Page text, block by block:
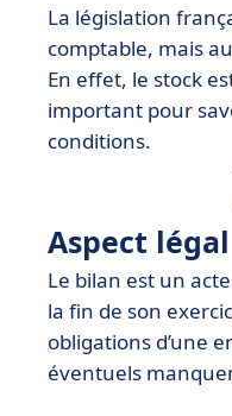
La législation
comptable, mais
En effet, le stock
important pour
conditions.
Aspect légal
Le bilan est un
la fin de son
obligations d’une
éventuels